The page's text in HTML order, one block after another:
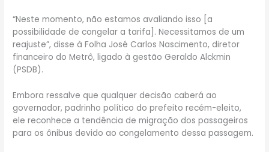
“Neste momento, não estamos avaliando isso [a
possibilidade de congelar a tarifa]. Necessitamos de um
reajuste”, disse à Folha José Carlos Nascimento, diretor
financeiro do Metrô, ligado à gestão Geraldo Alckmin
(PSDB).
Embora ressalve que qualquer decisão caberá ao
governador, padrinho político do prefeito recém-eleito,
ele reconhece a tendência de migração dos passageiros
para os ônibus devido ao congelamento dessa passagem.